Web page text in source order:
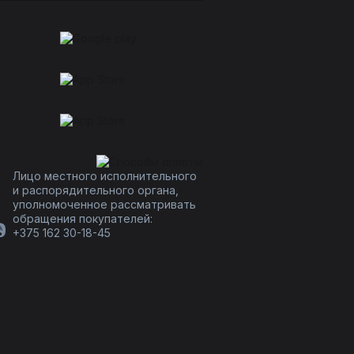
Лицо местного исполнительного
и распорядительного органа,
уполномоченное рассматривать
обращения покупателей:
+375 162 30-18-45